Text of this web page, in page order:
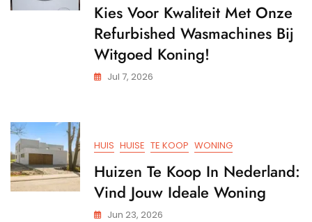
Kies Voor Kwaliteit Met Onze
Refurbished Wasmachines Bij
Witgoed Koning!
Jul 7, 2026
HUIS HUISE TE KOOP WONING
Huizen Te Koop In Nederland:
Vind Jouw Ideale Woning
Jun 23, 2026